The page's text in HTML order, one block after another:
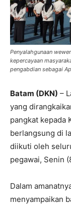
Penyalahgunaan
kepercayaan
pengabdian sebagai
Batam (DKN) –
yang
pangkat kepada
berlangsung di
diikuti oleh
pegawai, Senin
Dalam
menyampaikan